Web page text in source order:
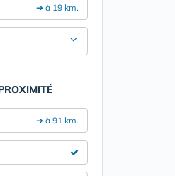
➔ à 19 km.
➔ à 91 km.